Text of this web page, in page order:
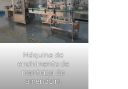
Máquina de
enchimento de
manteiga de
amendoim